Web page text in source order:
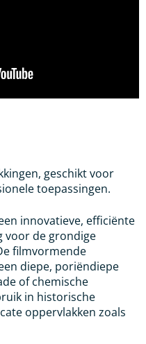
geschikt voor
toepassingen.
innovatieve, efficiënte
voor de grondige
filmvormende
diepe, poriëndiepe
of chemische
in historische
oppervlakken zoals